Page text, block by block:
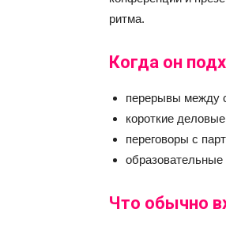
ритма.
Когда он
перерывы между
короткие
переговоры с
образовательные
Что обычно